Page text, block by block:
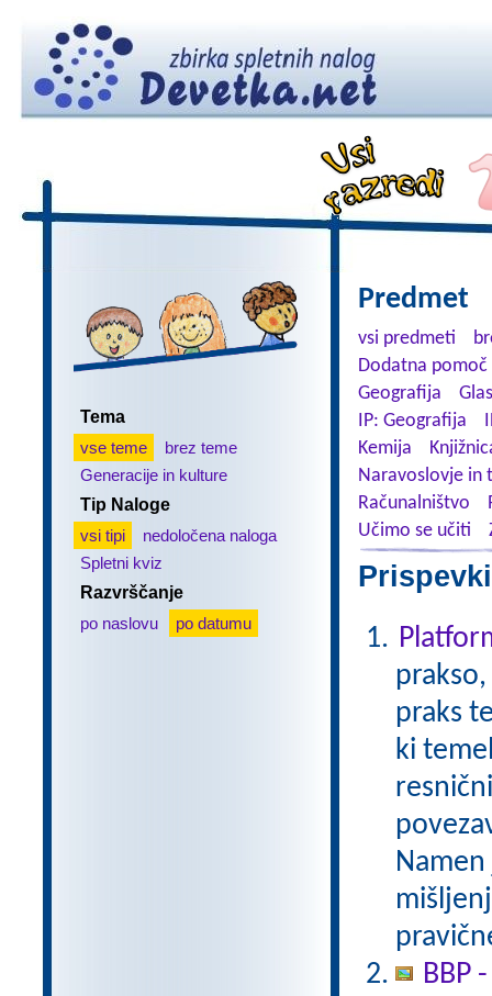
Tema
vse teme
brez teme
Generacije in kulture
Tip Naloge
vsi tipi
nedoločena naloga
Spletni kviz
Razvrščanje
po naslovu
po datumu
Predmet
vsi predmeti
Dodatna
Geografija
IP: Geografija
Kemija
Naravoslovje in
Računalništvo
Učimo se učiti
praks
ki
BBP